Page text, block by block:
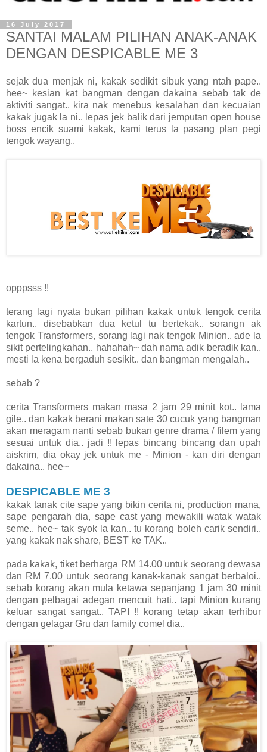
16 July 2017
SANTAI MALAM PILIHAN ANAK-ANAK
DENGAN DESPICABLE ME 3
sejak dua menjak ni, kakak sedikit sibuk yang ntah pape..
hee~ kesian kat bangman dengan dakaina sebab tak de
aktiviti sangat.. kira nak menebus kesalahan dan kecuaian
kakak jugak la ni.. lepas jek balik dari jemputan open house
boss encik suami kakak, kami terus la pasang plan pegi
tengok wayang..
opppsss !!
terang lagi nyata bukan pilihan kakak untuk tengok cerita
kartun.. disebabkan dua ketul tu bertekak.. sorangn ak
tengok Transformers, sorang lagi nak tengok Minion.. ade la
sikit pertelingkahan.. hahahah~ dah nama adik beradik kan..
mesti la kena bergaduh sesikit.. dan bangman mengalah..
sebab ?
cerita Transformers makan masa 2 jam 29 minit kot.. lama
gile.. dan kakak berani makan sate 30 cucuk yang bangman
akan meragam nanti sebab bukan genre drama / filem yang
sesuai untuk dia.. jadi !! lepas bincang bincang dan upah
aiskrim, dia okay jek untuk me - Minion - kan diri dengan
dakaina.. hee~
DESPICABLE ME 3
kakak tanak cite sape yang bikin cerita ni, production mana,
sape pengarah dia, sape cast yang mewakili watak watak
seme.. hee~ tak syok la kan.. tu korang boleh carik sendiri..
yang kakak nak share, BEST ke TAK..
pada kakak, tiket berharga RM 14.00 untuk seorang dewasa
dan RM 7.00 untuk seorang kanak-kanak sangat berbaloi..
sebab korang akan mula ketawa sepanjang 1 jam 30 minit
dengan pelbagai adegan mencuit hati.. tapi Minion kurang
keluar sangat sangat.. TAPI !! korang tetap akan terhibur
dengan gelagar Gru dan family comel dia..